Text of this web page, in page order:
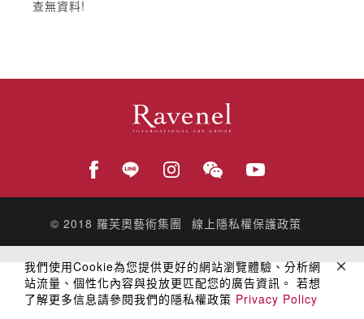
查無資料!
© 2018 羅芙奧藝術集團 線上隱私權保護政策
我們使用Cookie為您提供更好的網站瀏覽體驗、分析網
站流量、個性化內容與投放更匹配您的廣告資訊。 若想
了解更多信息請參閱我們的隱私權政策 Privacy Policy